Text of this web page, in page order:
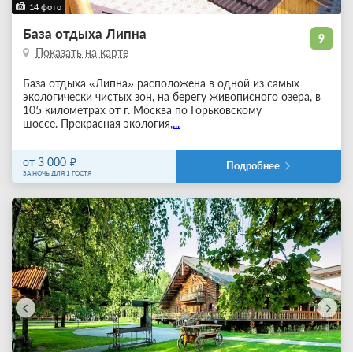
14 фото
9
База отдыха Липна
Показать на карте
База отдыха «Липна» расположена в одной из самых
экологически чистых зон, на берегу живописного озера, в
105 километрах от г. Москва по Горьковскому
шоссе. Прекрасная экология,...
от 3 000
ЗА НОЧЬ ДЛЯ 1 ГОСТЯ
Подробнее